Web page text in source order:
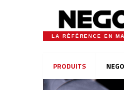
LA RÉFÉRENCE EN
PRODUITS